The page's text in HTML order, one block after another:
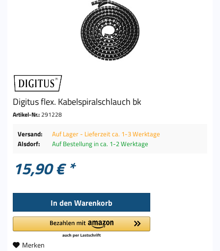
Digitus flex. Kabelspiralschlauch bk
Artikel-Nr.:291228
Versand:
Auf Lager - Lieferzeit ca. 1-3 Werktage
Alsdorf:
Auf Bestellung in ca. 1-2 Werktage
15,90 € *
In den Warenkorb
Merken